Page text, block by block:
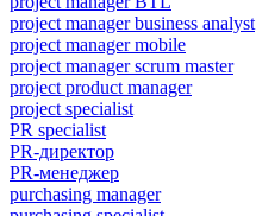
project manager business analyst
project manager mobile
project manager scrum master
project product manager
project specialist
PR specialist
PR-директор
PR-менеджер
purchasing manager